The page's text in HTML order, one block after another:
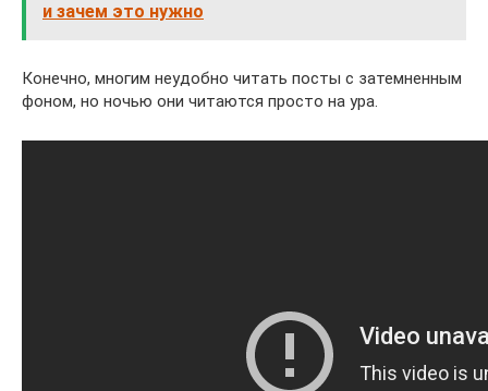
и зачем это нужно
Конечно, многим неудобно читать посты с затемненным
фоном, но ночью они читаются просто на ура.